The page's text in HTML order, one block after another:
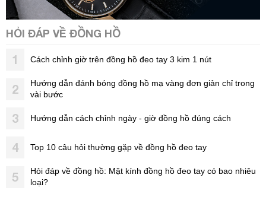
HỎI ĐÁP VỀ ĐỒNG HỒ
1 Cách chỉnh giờ trên đồng hồ đeo tay 3 kim 1 nút
2
Hướng dẫn đánh bóng đồng hồ mạ vàng đơn giản chỉ trong
vài bước
3 Hướng dẫn cách chỉnh ngày - giờ đồng hồ đúng cách
4 Top 10 câu hỏi thường gặp về đồng hồ đeo tay
5
Hỏi đáp về đồng hồ: Mặt kính đồng hồ đeo tay có bao nhiêu
loại?